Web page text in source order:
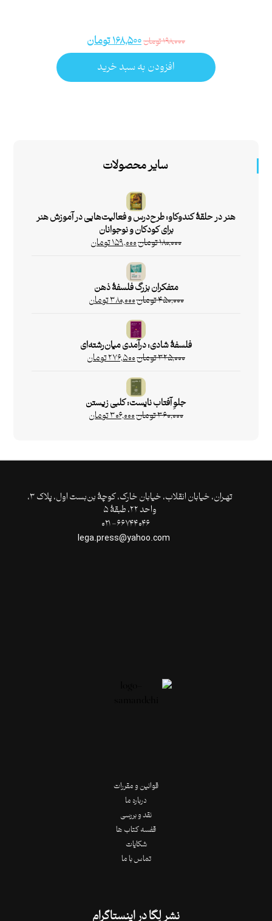
۱۹۸,۰۰۰تومان۱۶۸,۵۰۰تومان
افزودن به سبد خرید
سایر محصولات
هنر در حلقۀ کندوکاو: طرح‌درس و فعالیت‌هایی در آموزش هنر
برای کودکان و نوجوانان
۱۸۰,۰۰۰تومان۱۵۹,۰۰۰تومان
متفکران بزرگ فلسفۀ ذهن
۴۵۰,۰۰۰تومان۳۸۰,۰۰۰تومان
فلسفۀ شادی: درآمدی میان‌رشته‌ای
۳۲۵,۰۰۰تومان۲۷۶,۵۰۰تومان
جلوِ آفتاب نایست: کلبی زیستن
۳۶۰,۰۰۰تومان۳۰۶,۰۰۰تومان
تهـران،‌ خیابان انقلاب، خیابان خارک، کوچۀ بن‌بست اول، پلاک ۳،
واحد ۲۲، طبقۀ ۵
قوانین و مقررات
درباره ما
نقد و بررسی
قفسه کتاب ها
شکایات
تماس با ما
نشر لِگا در اینستاگرام